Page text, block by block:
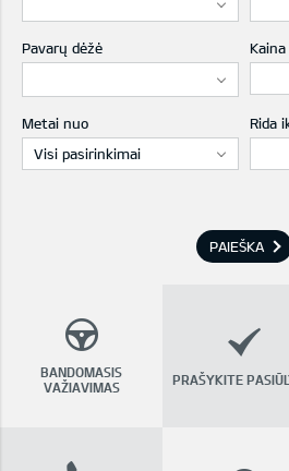
Pavarų dėžė
Metai nuo
Visi pasirinkimai
Rida
PAIEŠKA
BANDOMASIS
VAŽIAVIMAS
PRAŠYKITE